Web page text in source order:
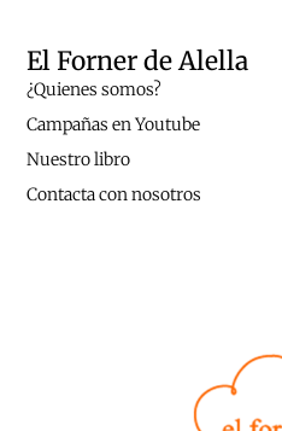
El Forner de Alella
¿Quienes somos?
Campañas en Youtube
Nuestro libro
Contacta con nosotros